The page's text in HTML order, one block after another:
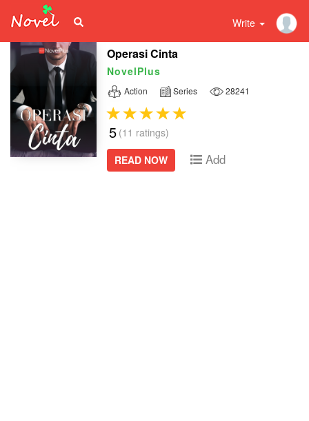
Write
Operasi Cinta
NovelPlus
Action Series 28241
5 (11 ratings)
READ NOW
Add